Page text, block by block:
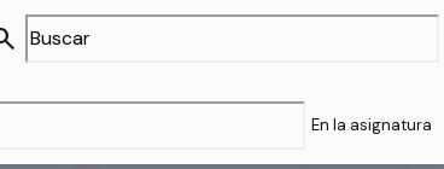
En la asignatura